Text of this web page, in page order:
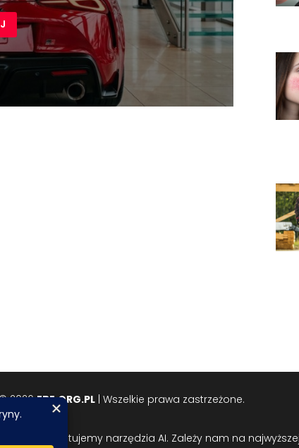
2026EBE.ORG.PL| Wszelkie prawa zastrzeżone.
wykorzystujemy narzędzia AI. Zależy nam na